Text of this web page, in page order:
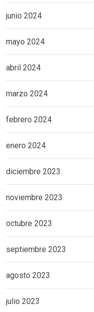
junio 2024
mayo 2024
abril 2024
marzo 2024
febrero 2024
enero 2024
diciembre 2023
noviembre 2023
octubre 2023
septiembre 2023
agosto 2023
julio 2023